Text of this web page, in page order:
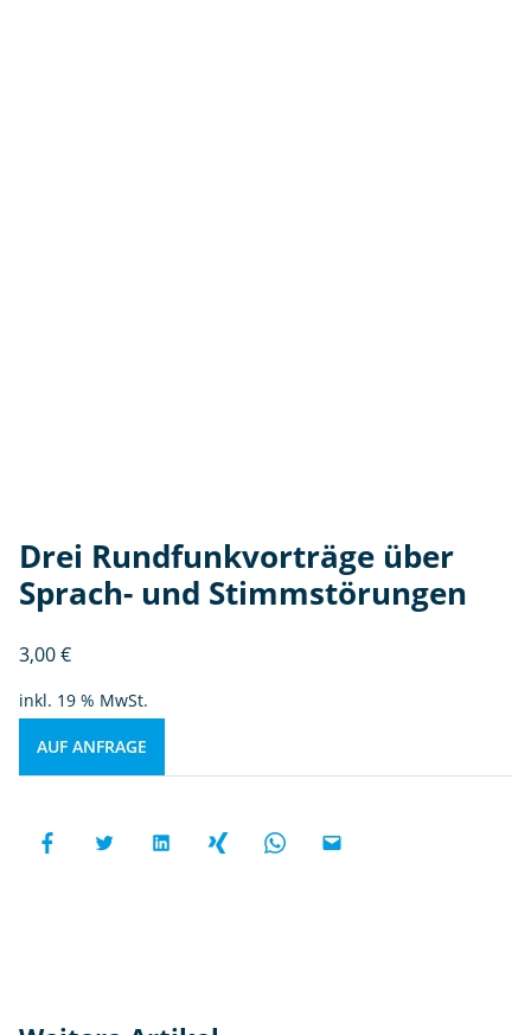
Drei Rundfunkvorträge über
Sprach- und Stimmstörungen
3,00€
inkl. 19 % MwSt.
AUF ANFRAGE